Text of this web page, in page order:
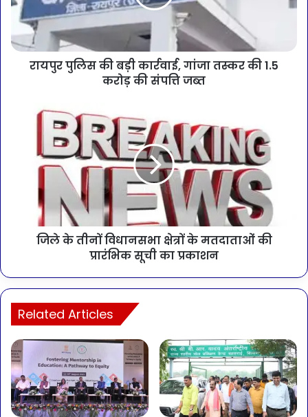
रायपुर पुलिस की बड़ी कार्रवाई, गांजा तस्कर की 1.5
करोड़ की संपत्ति जब्त
जिले के तीनों विधानसभा क्षेत्रों के मतदाताओं की
प्रारंभिक सूची का प्रकाशन
Related Articles